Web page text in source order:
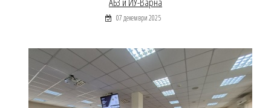
07 декември 2025